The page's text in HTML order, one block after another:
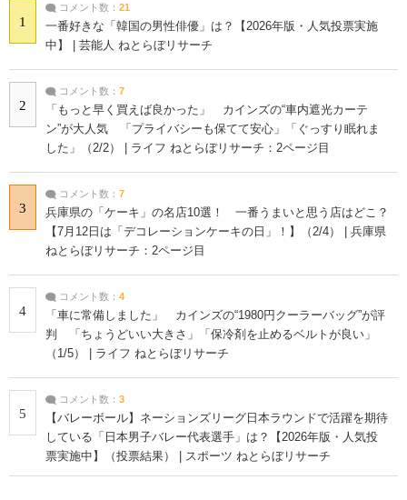
1
コメント数： 21
一番好きな「韓国の男性俳優」は？【2026年版・人気投票実施
中】 | 芸能人 ねとらぼリサーチ
2
コメント数： 7
「もっと早く買えば良かった」 カインズの“車内遮光カーテ
ン”が大人気 「プライバシーも保てて安心」「ぐっすり眠れま
した」（2/2） | ライフ ねとらぼリサーチ：2ページ目
3
コメント数： 7
兵庫県の「ケーキ」の名店10選！ 一番うまいと思う店はどこ？
【7月12日は「デコレーションケーキの日」！】（2/4） | 兵庫県
ねとらぼリサーチ：2ページ目
4
コメント数： 4
「車に常備しました」 カインズの“1980円クーラーバッグ”が評
判 「ちょうどいい大きさ」「保冷剤を止めるベルトが良い」
（1/5） | ライフ ねとらぼリサーチ
5
コメント数： 3
【バレーボール】ネーションズリーグ日本ラウンドで活躍を期待
している「日本男子バレー代表選手」は？【2026年版・人気投
票実施中】（投票結果） | スポーツ ねとらぼリサーチ